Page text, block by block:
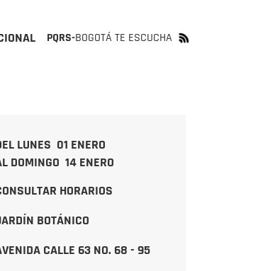
PQRS-BOGOTÁ TE ESCUCHA
LUNES 01 ENERO
DOMINGO 14 ENERO
HORARIOS
BOTÁNICO
CALLE 63 NO. 68 - 95